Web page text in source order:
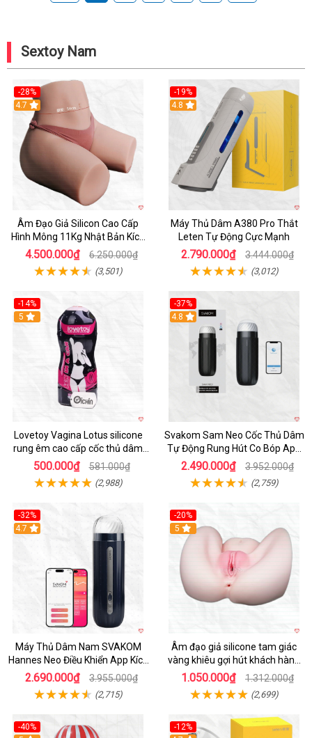
Sextoy Nam
-28%
4.7
Âm Đạo Giả Silicon Cao Cấp
Hình Mông 11Kg Nhật Bản Kích
Thước Như Thật
4.500.000₫ 6.250.000₫
(3,501)
-19%
Hot
4.8
Máy Thủ Dâm A380 Pro Thắt
Leten Tự Động Cực Mạnh
2.790.000₫ 3.444.000₫
(3,012)
-14%
Hot
5
Lovetoy Vagina Lotus silicone
rung êm cao cấp cốc thủ dâm
nam
500.000₫ 581.000₫
(2,988)
-37%
4.8
Svakom Sam Neo Cốc Thủ Dâm
Tự Động Rung Hút Co Bóp App
Điều Khiển
2.490.000₫ 3.952.000₫
(2,759)
-32%
Hot
4.7
Máy Thủ Dâm Nam SVAKOM
Hannes Neo Điều Khiển App Kích
Thích
2.690.000₫ 3.955.000₫
(2,715)
-20%
Hot
5
Âm đạo giả silicone tam giác
vàng khiêu gợi hút khách hàng
nam
1.050.000₫ 1.312.000₫
(2,699)
-40%
-12%